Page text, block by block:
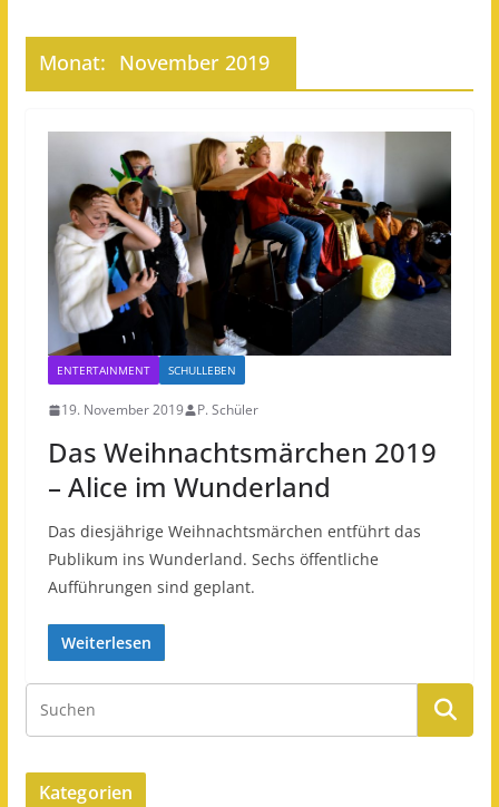
Monat: November 2019
ENTERTAINMENT SCHULLEBEN
19. November 2019 P. Schüler
Das Weihnachtsmärchen 2019
– Alice im Wunderland
Das diesjährige Weihnachtsmärchen entführt das
Publikum ins Wunderland. Sechs öffentliche
Aufführungen sind geplant.
Weiterlesen
Kategorien